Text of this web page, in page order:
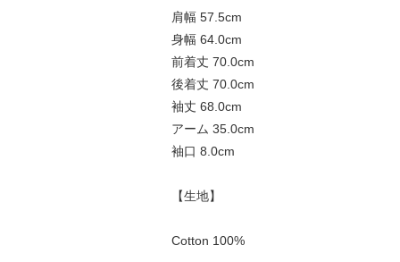
肩幅 57.5cm
身幅 64.0cm
前着丈 70.0cm
後着丈 70.0cm
袖丈 68.0cm
アーム 35.0cm
袖口 8.0cm
【生地】
Cotton 100%